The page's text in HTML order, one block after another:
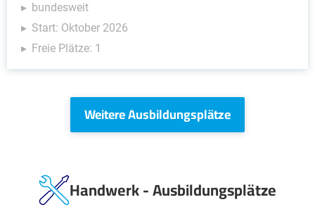
bundesweit
Start: Oktober 2026
Freie Plätze: 1
Weitere Ausbildungsplätze
Handwerk - Ausbildungsplätze